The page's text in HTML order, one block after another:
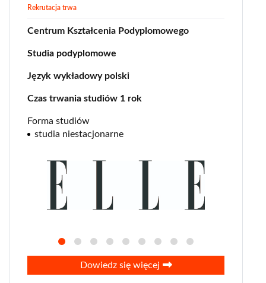
usługi finansowe
zarządzanie
Rekrutacja trwa
Centrum Kształcenia Podyplomowego
Studia podyplomowe
Język wykładowy polski
Czas trwania studiów 1 rok
Forma studiów
studia niestacjonarne
Dowiedz się więcej